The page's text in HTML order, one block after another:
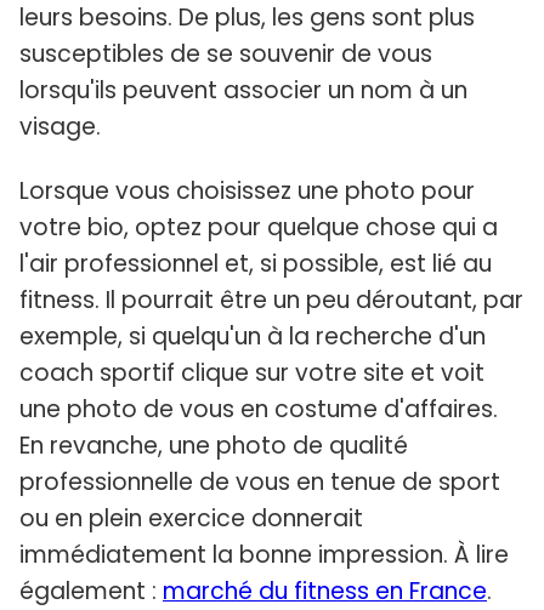
leurs besoins. De plus, les gens sont plus
susceptibles de se souvenir de vous
lorsqu'ils peuvent associer un nom à un
visage.
Lorsque vous choisissez une photo pour
votre bio, optez pour quelque chose qui a
l'air professionnel et, si possible, est lié au
fitness. Il pourrait être un peu déroutant, par
exemple, si quelqu'un à la recherche d'un
coach sportif clique sur votre site et voit
une photo de vous en costume d'affaires.
En revanche, une photo de qualité
professionnelle de vous en tenue de sport
ou en plein exercice donnerait
immédiatement la bonne impression. À lire
également : marché du fitness en France.